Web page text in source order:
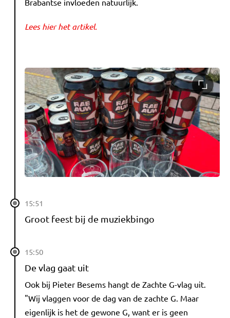
Lees hier het artikel.
15:51
Groot feest bij de muziekbingo
15:50
De vlag gaat uit
Ook bij Pieter Besems hangt de Zachte G-vlag uit.
"Wij vlaggen voor de dag van de zachte G. Maar
eigenlijk is het de gewone G, want er is geen